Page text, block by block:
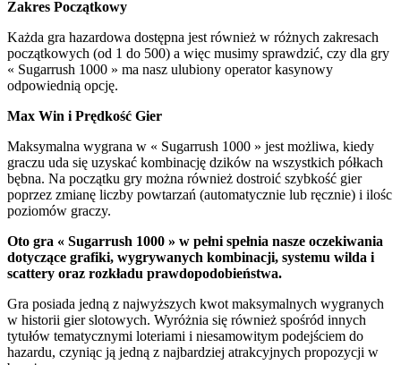
Zakres Początkowy
Każda gra hazardowa dostępna jest również w różnych zakresach
początkowych (od 1 do 500) a więc musimy sprawdzić, czy dla gry
« Sugarrush 1000 » ma nasz ulubiony operator kasynowy
odpowiednią opcję.
Max Win i Prędkość Gier
Maksymalna wygrana w « Sugarrush 1000 » jest możliwa, kiedy
graczu uda się uzyskać kombinację dzików na wszystkich półkach
bębna. Na początku gry można również dostroić szybkość gier
poprzez zmianę liczby powtarzań (automatycznie lub ręcznie) i ilośc
poziomów graczy.
Oto gra « Sugarrush 1000 » w pełni spełnia nasze oczekiwania
dotyczące grafiki, wygrywanych kombinacji, systemu wilda i
scattery oraz rozkładu prawdopodobieństwa.
Gra posiada jedną z najwyższych kwot maksymalnych wygranych
w historii gier slotowych. Wyróżnia się również spośród innych
tytułów tematycznymi loteriami i niesamowitym podejściem do
hazardu, czyniąc ją jedną z najbardziej atrakcyjnych propozycji w